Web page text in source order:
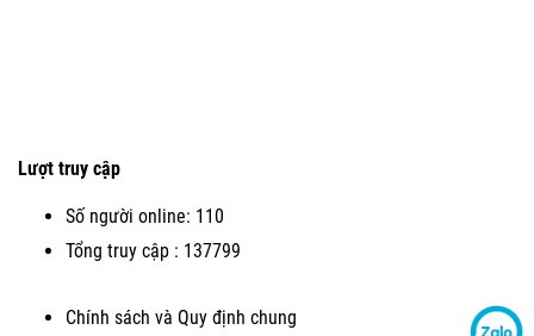
Lượt truy cập
Số người online: 110
Tổng truy cập : 137799
Chính sách và Quy định chung